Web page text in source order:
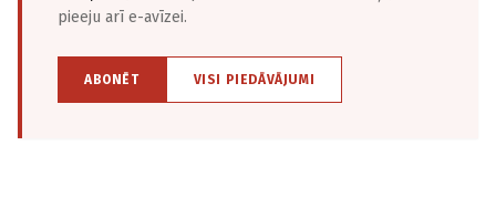
pieeju arī e-avīzei.
ABONĒT VISI PIEDĀVĀJUMI